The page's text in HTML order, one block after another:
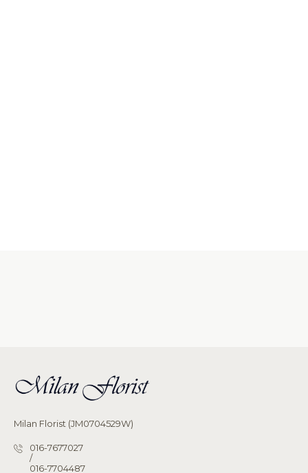
Milan Florist (JM0704529W)
016-7677027
/
016-7704487